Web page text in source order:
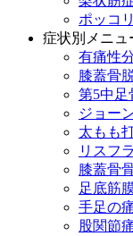
ポッコ
症状別メニュ
有痛性
膝蓋骨
第5中足
ジョー
太もも
リスフ
膝蓋骨
足底筋
手足の
股関節